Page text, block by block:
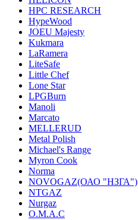
HPC RESEARCH
HypeWood
JOEU Majesty
Kukmara
LaRamera
LiteSafe
Little Chef
Lone Star
LPGBurn
Manoli
Marcato
MELLERUD
Metal Polish
Michael's Range
Myron Cook
Norma
NOVOGAZ(ОАО "НЗГА")
NTGAZ
Nurgaz
O.M.A.C